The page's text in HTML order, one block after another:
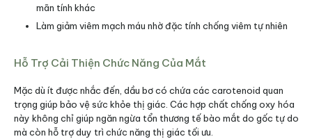
mãn tính khác
Làm giảm viêm mạch máu nhờ đặc tính chống viêm tự nhiên
Hỗ Trợ Cải Thiện Chức Năng Của Mắt
Mặc dù ít được nhắc đến, dầu bơ có chứa các carotenoid quan
trọng giúp bảo vệ sức khỏe thị giác. Các hợp chất chống oxy hóa
này không chỉ giúp ngăn ngừa tổn thương tế bào mắt do gốc tự do
mà còn hỗ trợ duy trì chức năng thị giác tối ưu.